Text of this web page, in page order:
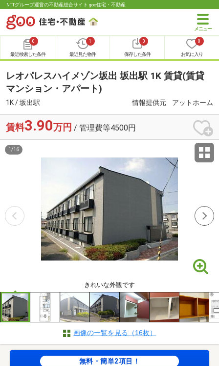
NTTグループ運営の不動産総合サイト goo住宅・不動産
0
最近検索した条件
1
最近見た物件
0
保存した条件
0
お気に入り
レオパレスハイメゾン坂出 坂出駅 1K 賃貸(賃貸
マンション・アパート)
1K / 坂出駅 情報提供元 アットホーム
賃料3.90万円 / 管理費等4500円
きれいな外観です
1 /16
画像の一覧を見る（16枚）
無料・簡単2項目！